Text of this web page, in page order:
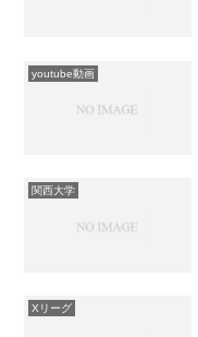
youtube動画
関西大学
Xリーグ